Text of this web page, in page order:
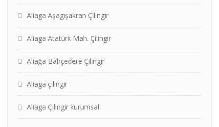
Aliaga Aşagışakran Çilingir
Aliaga Atatürk Mah. Çilingir
Aliağa Bahçedere Çilingir
Aliaga çilingir
Aliaga Çilingir kurumsal